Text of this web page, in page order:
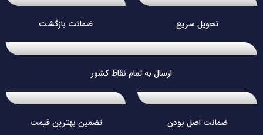
تحویل سریع ضمانت بازگشت
ارسال به تمام نقاط کشور
ضمانت اصل بودن تضمین بهترین قیمت